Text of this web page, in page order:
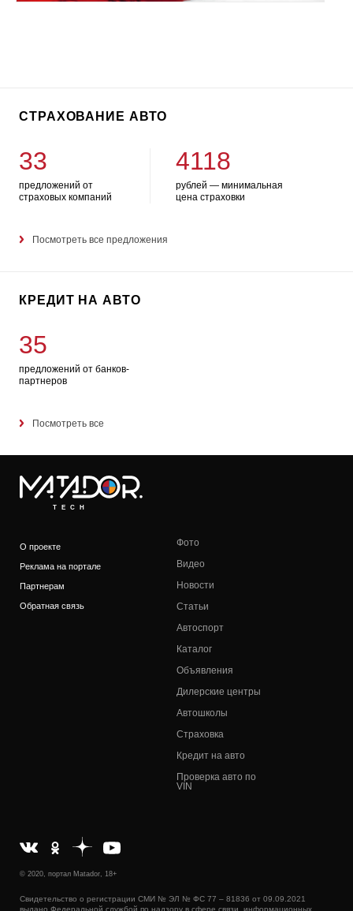
СТРАХОВАНИЕ АВТО
33
предложений от
страховых компаний
4118
рублей — минимальная
цена страховки
Посмотреть все предложения
КРЕДИТ НА АВТО
35
предложений от банков-
партнеров
Посмотреть все
TECH
О проекте
Реклама на портале
Партнерам
Обратная связь
Фото
Видео
Новости
Статьи
Автоспорт
Каталог
Объявления
Дилерские центры
Автошколы
Страховка
Кредит на авто
Проверка авто по
VIN
© 2020, портал Matador, 18+
Свидетельство о регистрации СМИ № ЭЛ № ФС 77 – 81836 от 09.09.2021
выдано Федеральной службой по надзору в сфере связи, информационных